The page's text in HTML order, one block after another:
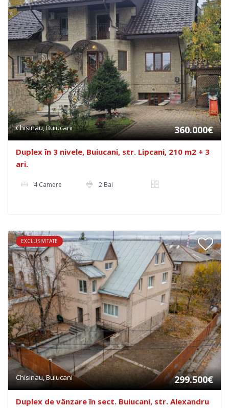
Chisinau, Buiucani 360.000€
Duplex în 3 nivele, Buiucani, str. Lipcani, 210 m2 + 3
ari.
4 Camere 2 Bai
EXCLUSIVITATE
Chisinau, Buiucani 299.500€
Duplex de vânzare în sect. Buiucani, str. Alexandru